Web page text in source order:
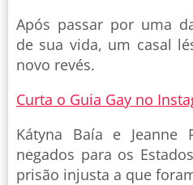
Após passar por uma
de sua vida, um casal
novo revés.
Curta o Guia Gay no
Kátyna Baía e Jeanne
negados para os
prisão injusta a que